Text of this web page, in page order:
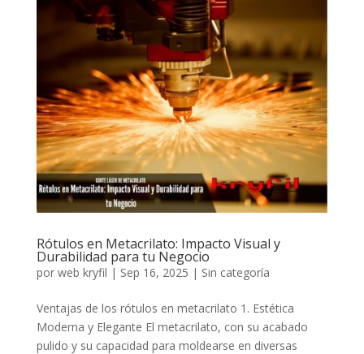
Rótulos en Metacrilato: Impacto Visual y
Durabilidad para tu Negocio
por web kryfil | Sep 16, 2025 | Sin categoría
Ventajas de los rótulos en metacrilato 1. Estética
Moderna y Elegante El metacrilato, con su acabado
pulido y su capacidad para moldearse en diversas